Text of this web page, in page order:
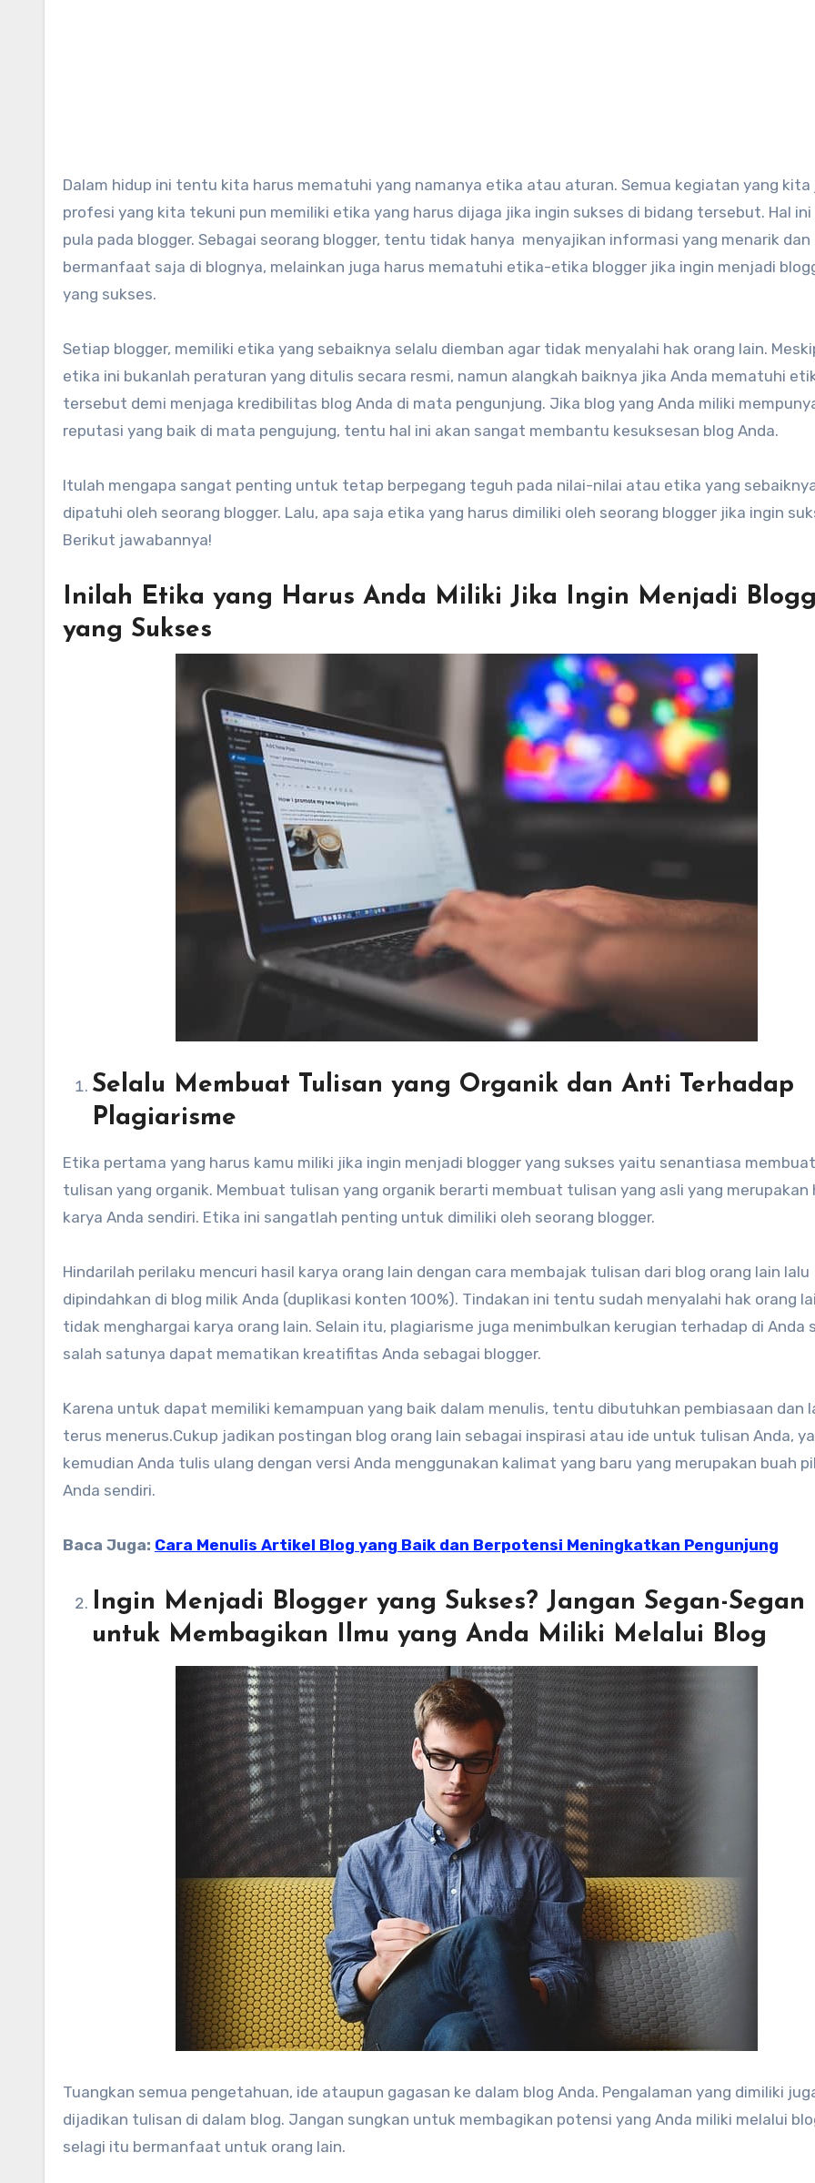
Dalam hidup ini tentu kita harus mematuhi yang namanya etika atau aturan. Semua kegiatan yang kita jalani,
profesi yang kita tekuni pun memiliki etika yang harus dijaga jika ingin sukses di bidang tersebut. Hal ini
pula pada blogger. Sebagai seorang blogger, tentu tidak hanya menyajikan informasi yang menarik dan
bermanfaat saja di blognya, melainkan juga harus mematuhi etika-etika blogger jika ingin menjadi
yang sukses.
Setiap blogger, memiliki etika yang sebaiknya selalu diemban agar tidak menyalahi hak orang lain.
etika ini bukanlah peraturan yang ditulis secara resmi, namun alangkah baiknya jika Anda mematuhi
tersebut demi menjaga kredibilitas blog Anda di mata pengunjung. Jika blog yang Anda miliki
reputasi yang baik di mata pengujung, tentu hal ini akan sangat membantu kesuksesan blog Anda.
Itulah mengapa sangat penting untuk tetap berpegang teguh pada nilai-nilai atau etika yang
dipatuhi oleh seorang blogger. Lalu, apa saja etika yang harus dimiliki oleh seorang blogger jika ingin
Berikut jawabannya!
Inilah Etika yang Harus Anda Miliki Jika Ingin Menjadi
yang Sukses
Selalu Membuat Tulisan yang Organik dan Anti Terhadap
Plagiarisme
Etika pertama yang harus kamu miliki jika ingin menjadi blogger yang sukses yaitu senantiasa membuat
tulisan yang organik. Membuat tulisan yang organik berarti membuat tulisan yang asli yang merupakan
karya Anda sendiri. Etika ini sangatlah penting untuk dimiliki oleh seorang blogger.
Hindarilah perilaku mencuri hasil karya orang lain dengan cara membajak tulisan dari blog orang lain lalu
dipindahkan di blog milik Anda (duplikasi konten 100%). Tindakan ini tentu sudah menyalahi hak orang
tidak menghargai karya orang lain. Selain itu, plagiarisme juga menimbulkan kerugian terhadap di Anda
salah satunya dapat mematikan kreatifitas Anda sebagai blogger.
Karena untuk dapat memiliki kemampuan yang baik dalam menulis, tentu dibutuhkan pembiasaan dan
terus menerus.Cukup jadikan postingan blog orang lain sebagai inspirasi atau ide untuk tulisan Anda,
kemudian Anda tulis ulang dengan versi Anda menggunakan kalimat yang baru yang merupakan buah
Anda sendiri.
Baca Juga: Cara Menulis Artikel Blog yang Baik dan Berpotensi Meningkatkan Pengunjung
Ingin Menjadi Blogger yang Sukses? Jangan Segan-Segan
untuk Membagikan Ilmu yang Anda Miliki Melalui Blog
Tuangkan semua pengetahuan, ide ataupun gagasan ke dalam blog Anda. Pengalaman yang dimiliki
dijadikan tulisan di dalam blog. Jangan sungkan untuk membagikan potensi yang Anda miliki melalui
selagi itu bermanfaat untuk orang lain.